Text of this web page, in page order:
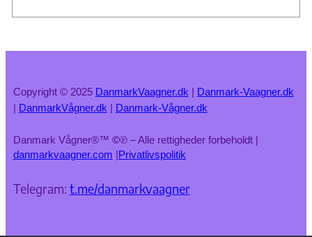
Copyright © 2025 DanmarkVaagner.dk | Danmark-Vaagner.dk
| DanmarkVågner.dk | Danmark-Vågner.dk
Danmark Vågner®™ ©℗ – Alle rettigheder forbeholdt |
danmarkvaagner.com
Privatlivspolitik
Telegram: t.me/danmarkvaagner